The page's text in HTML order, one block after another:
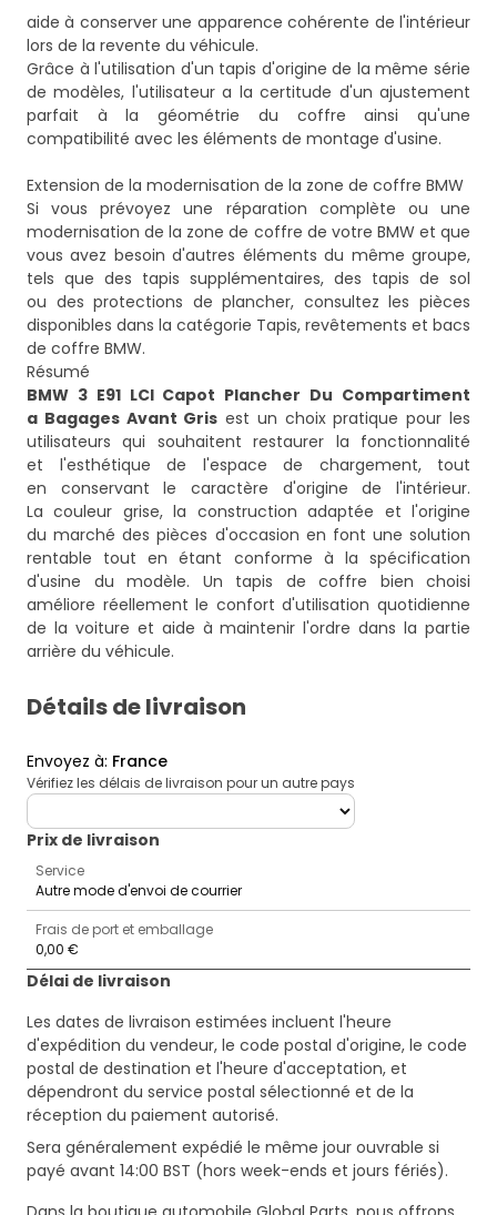
aide à conserver une apparence cohérente de l'intérieur
lors de la revente du véhicule.
Grâce à l'utilisation d'un tapis d'origine de la même série
de modèles, l'utilisateur a la certitude d'un ajustement
parfait à la géométrie du coffre ainsi qu'une
compatibilité avec les éléments de montage d'usine.
Extension de la modernisation de la zone de coffre BMW
Si vous prévoyez une réparation complète ou une
modernisation de la zone de coffre de votre BMW et que
vous avez besoin d'autres éléments du même groupe,
tels que des tapis supplémentaires, des tapis de sol
ou des protections de plancher, consultez les pièces
disponibles dans la catégorie Tapis, revêtements et bacs
de coffre BMW.
Résumé
BMW 3 E91 LCI Capot Plancher Du Compartiment
a Bagages Avant Gris est un choix pratique pour les
utilisateurs qui souhaitent restaurer la fonctionnalité
et l'esthétique de l'espace de chargement, tout
en conservant le caractère d'origine de l'intérieur.
La couleur grise, la construction adaptée et l'origine
du marché des pièces d'occasion en font une solution
rentable tout en étant conforme à la spécification
d'usine du modèle. Un tapis de coffre bien choisi
améliore réellement le confort d'utilisation quotidienne
de la voiture et aide à maintenir l'ordre dans la partie
arrière du véhicule.
Détails de livraison
Envoyez à: France
Vérifiez les délais de livraison pour un autre pays
deliveryCountry
Prix ​​de livraison
Service
Autre mode d'envoi de courrier
Frais de port et emballage
0,00 €
Délai de livraison
Les dates de livraison estimées incluent l'heure
d'expédition du vendeur, le code postal d'origine, le code
postal de destination et l'heure d'acceptation, et
dépendront du service postal sélectionné et de la
réception du paiement autorisé.
Sera généralement expédié le même jour ouvrable si
payé avant 14:00 BST (hors week-ends et jours fériés).